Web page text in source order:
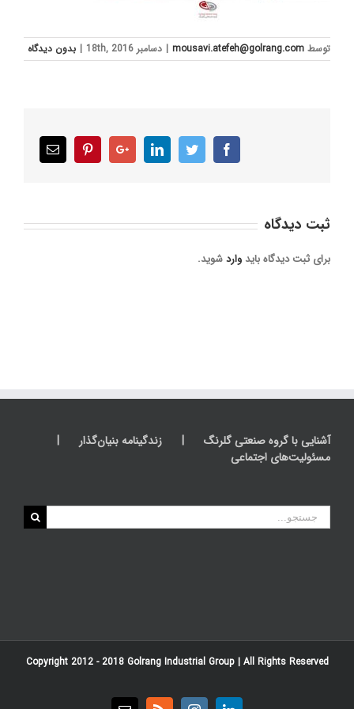
توسط mousavi.atefeh@golrang.com
| دسامبر 18th, 2016 | بدون ديدگاه
Facebook
Twitter
LinkedIn
Google+
Pinterest
Email
ثبت ديدگاه
برای ثبت دیدگاه باید واردشوید.
آشنایی با گروه صنعتی گلرنگ
زندگینامه بنیان‌گذار
مسئولیت‌های اجتماعی
جستجو
برای:
Copyright 2012 - 2018 Golrang Industrial Group| All Rights Reserved